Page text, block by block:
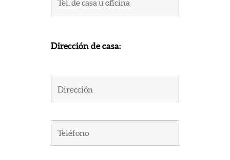
Dirección de casa: